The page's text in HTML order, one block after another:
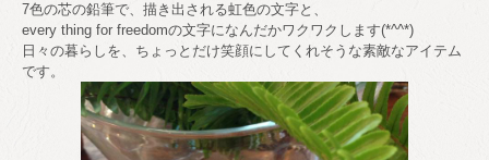
7色の芯の鉛筆で、描き出される虹色の文字と、
every thing for freedomの文字になんだかワクワクします(*^^*)
日々の暮らしを、ちょっとだけ笑顔にしてくれそうな素敵なアイテム
です。